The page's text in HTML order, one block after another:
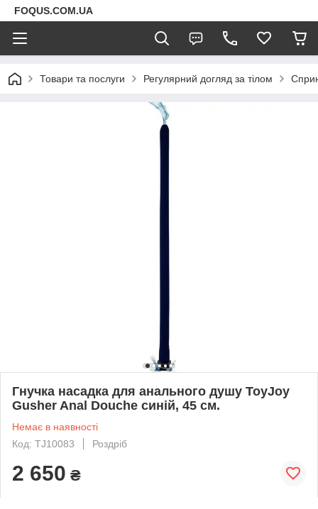
FOQUS.COM.UA
Товари та послуги Регулярний догляд за тілом
Гнучка насадка для анального душу ToyJoy
Gusher Anal Douche синій, 45 см.
Немає в наявності
Код: TJ10083
Роздріб
2 650 ₴